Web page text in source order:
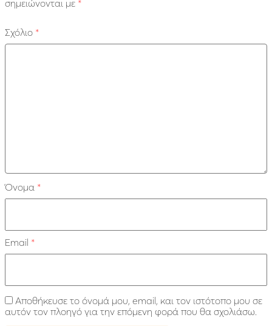
σημειώνονται με *
Σχόλιο *
Όνομα *
Email *
Αποθήκευσε το όνομά μου, email, και τον ιστότοπο μου σε
αυτόν τον πλοηγό για την επόμενη φορά που θα σχολιάσω.